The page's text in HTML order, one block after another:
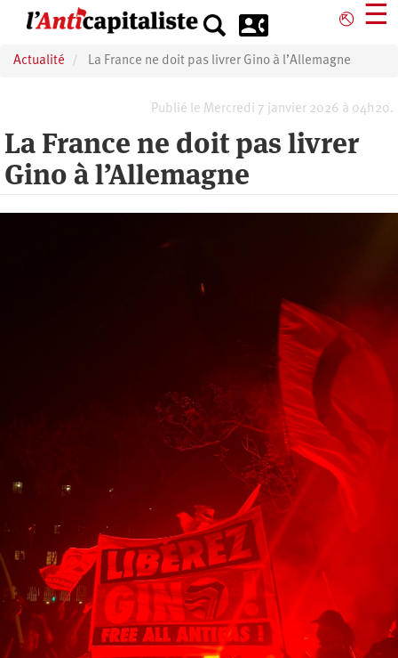
principal
⎋ ☰
Actualité La France ne doit pas livrer Gino à l’Allemagne
Publié le Mercredi 7 janvier 2026 à 04h20.
La France ne doit pas livrer
Gino à l’Allemagne